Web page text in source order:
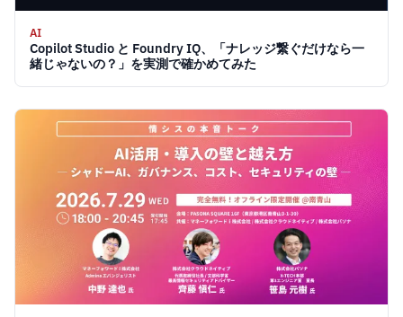
AI
Copilot Studio と Foundry IQ、「ナレッジ繋ぐだけなら一
緒じゃないの？」を実測で確かめてみた